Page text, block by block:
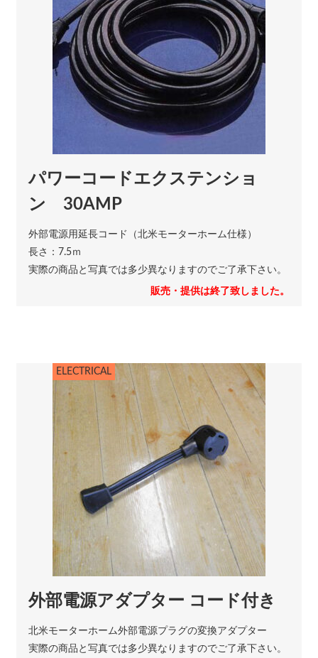
パワーコードエクステンショ
ン 30AMP
外部電源用延長コード（北米モーターホーム仕様）
長さ：7.5ｍ
実際の商品と写真では多少異なりますのでご了承下さい。
販売・提供は終了致しました。
ELECTRICAL
外部電源アダプター コード付き
北米モーターホーム外部電源プラグの変換アダプター
実際の商品と写真では多少異なりますのでご了承下さい。